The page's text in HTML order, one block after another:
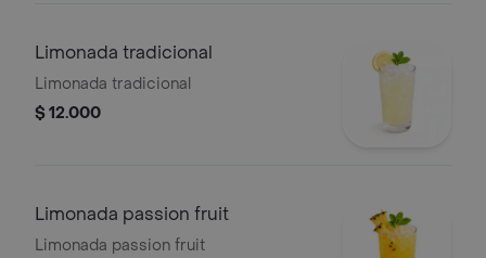
Limonada tradicional
Limonada tradicional
$ 12.000
Limonada passion fruit
Limonada passion fruit